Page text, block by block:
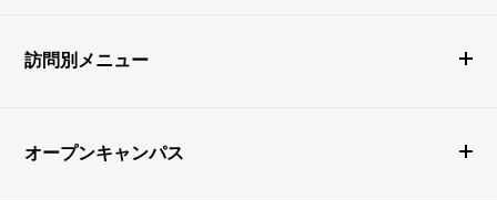
訪問別メニュー
オープンキャンパス